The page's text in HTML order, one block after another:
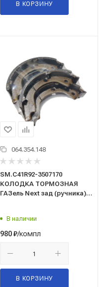
В КОРЗИНУ
064.354.148
SM.C41R92-3507170
КОЛОДКА ТОРМОЗНАЯ
ГАЗель Next зад (ручника)
В наличии
980₽/компл
В КОРЗИНУ